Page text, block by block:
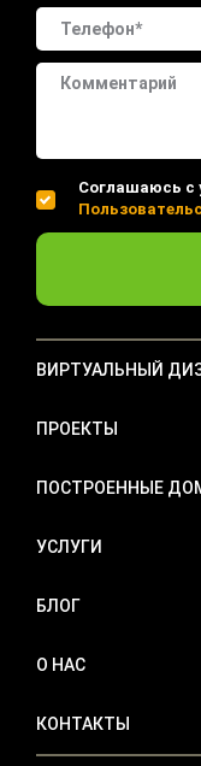
Соглашаюсь с
ВИРТУАЛЬНЫЙ
ПРОЕКТЫ
ПОСТРОЕННЫЕ
УСЛУГИ
БЛОГ
О НАС
КОНТАКТЫ